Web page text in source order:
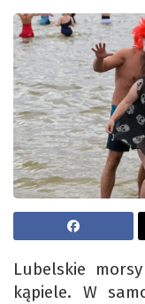
Lubelskie
kąpiele. W